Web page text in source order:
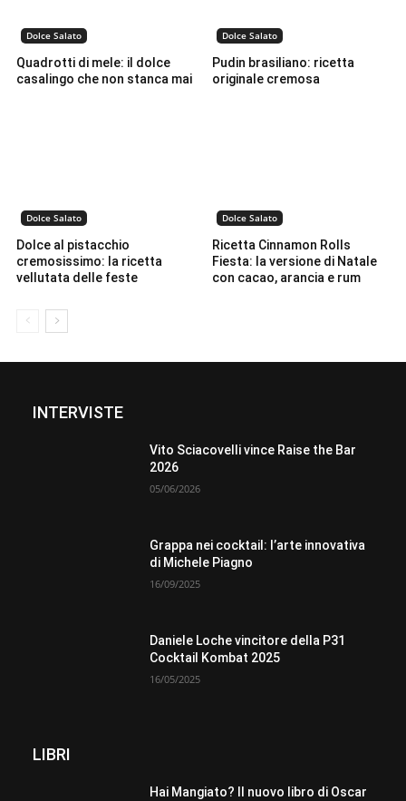
Dolce Salato
Quadrotti di mele: il dolce
casalingo che non stanca mai
Dolce Salato
Pudin brasiliano: ricetta
originale cremosa
Dolce Salato
Dolce al pistacchio
cremosissimo: la ricetta
vellutata delle feste
Dolce Salato
Ricetta Cinnamon Rolls
Fiesta: la versione di Natale
con cacao, arancia e rum
INTERVISTE
Vito Sciacovelli vince Raise the Bar
2026
05/06/2026
Grappa nei cocktail: l’arte innovativa
di Michele Piagno
16/09/2025
Daniele Loche vincitore della P31
Cocktail Kombat 2025
16/05/2025
LIBRI
Hai Mangiato? Il nuovo libro di Oscar